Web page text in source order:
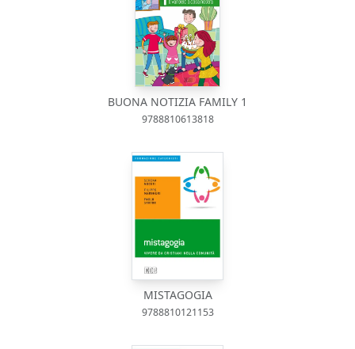
BUONA NOTIZIA FAMILY 1
9788810613818
MISTAGOGIA
9788810121153